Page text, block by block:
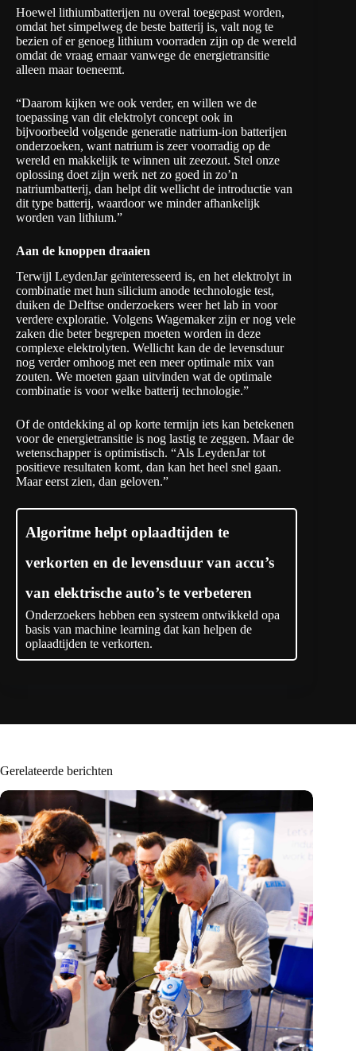
Hoewel lithiumbatterijen nu overal toegepast worden,
omdat het simpelweg de beste batterij is, valt nog te
bezien of er genoeg lithium voorraden zijn op de wereld
omdat de vraag ernaar vanwege de energietransitie
alleen maar toeneemt.
“Daarom kijken we ook verder, en willen we de
toepassing van dit elektrolyt concept ook in
bijvoorbeeld volgende generatie natrium-ion batterijen
onderzoeken, want natrium is zeer voorradig op de
wereld en makkelijk te winnen uit zeezout. Stel onze
oplossing doet zijn werk net zo goed in zo’n
natriumbatterij, dan helpt dit wellicht de introductie van
dit type batterij, waardoor we minder afhankelijk
worden van lithium.”
Aan de knoppen draaien
Terwijl LeydenJar geïnteresseerd is, en het elektrolyt in
combinatie met hun silicium anode technologie test,
duiken de Delftse onderzoekers weer het lab in voor
verdere exploratie. Volgens Wagemaker zijn er nog vele
zaken die beter begrepen moeten worden in deze
complexe elektrolyten. Wellicht kan de de levensduur
nog verder omhoog met een meer optimale mix van
zouten. We moeten gaan uitvinden wat de optimale
combinatie is voor welke batterij technologie.”
Of de ontdekking al op korte termijn iets kan betekenen
voor de energietransitie is nog lastig te zeggen. Maar de
wetenschapper is optimistisch. “Als LeydenJar tot
positieve resultaten komt, dan kan het heel snel gaan.
Maar eerst zien, dan geloven.”
Algoritme helpt oplaadtijden te
verkorten en de levensduur van accu’s
van elektrische auto’s te verbeteren
Onderzoekers hebben een systeem ontwikkeld opa
basis van machine learning dat kan helpen de
oplaadtijden te verkorten.
Gerelateerde berichten